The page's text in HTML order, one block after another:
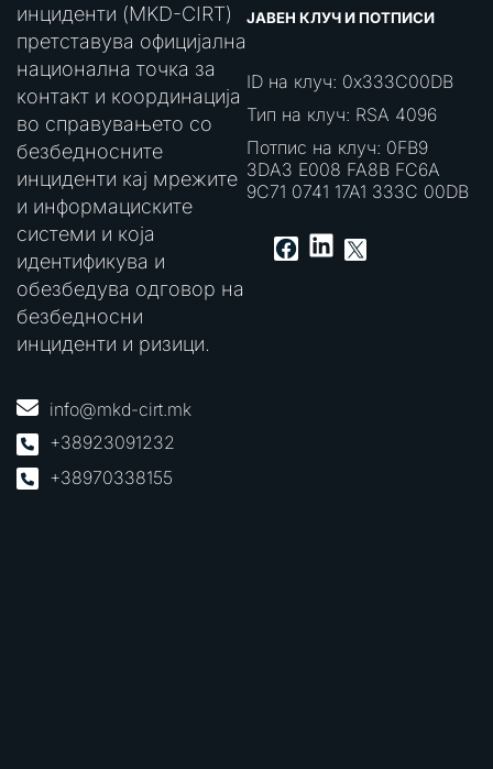
инциденти (MKD-CIRT)
претставува официјална
национална точка за
контакт и координација
во справувањето со
безбедносните
инциденти кај мрежите
и информациските
системи и која
идентификува и
обезбедува одговор на
безбедносни
инциденти и ризици.
info@mkd-cirt.mk
+38923091232
+38970338155
ЈАВЕН КЛУЧ И ПОТПИСИ
ID на клуч: 0x333C00DB
Тип на клуч: RSA 4096
Потпис на клуч: 0FB9
3DA3 E008 FA8B FC6A
9C71 0741 17A1 333C 00DB
Facebook
LinkedIn
X